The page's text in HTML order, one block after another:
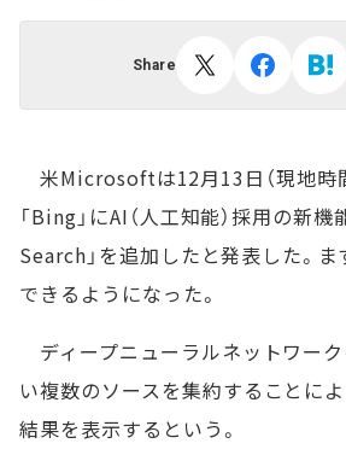
Share
米Microsoftは12月13日（現地時
「Bing」にAI（人工知能）採用の新
Search」を追加したと発表した。
できるようになった。
ディープニューラルネットワーク
い複数のソースを集約することに
結果を表示するという。